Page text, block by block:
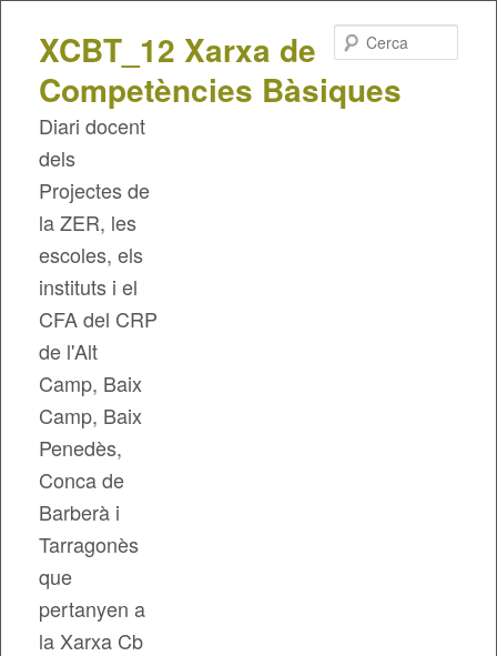
XCBT_12 Xarxa de
Competències Bàsiques
Diari docent
dels
Projectes de
la ZER, les
escoles, els
instituts i el
CFA del CRP
de l'Alt
Camp, Baix
Camp, Baix
Penedès,
Conca de
Barberà i
Tarragonès
que
pertanyen a
la Xarxa Cb